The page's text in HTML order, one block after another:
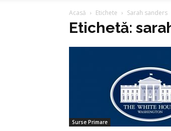
Acasă Etichete Sarah sanders
Etichetă:
Surse Primare